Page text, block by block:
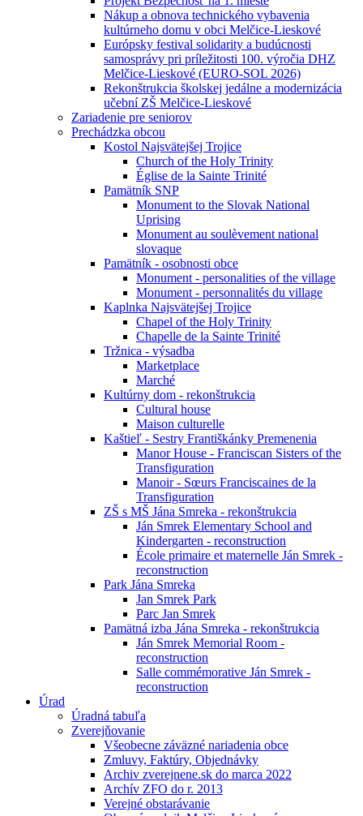
Nákup a obnova technického vybavenia
kultúrneho domu v obci Melčice-Lieskové
Európsky festival solidarity a budúcnosti
samosprávy pri príležitosti 100. výročia DHZ
Melčice-Lieskové (EURO-SOL 2026)
Rekonštrukcia školskej jedálne a modernizácia
učební ZŠ Melčice-Lieskové
Zariadenie pre seniorov
Prechádzka obcou
Kostol Najsvätejšej Trojice
Church of the Holy Trinity
Église de la Sainte Trinité
Pamätník SNP
Monument to the Slovak National
Uprising
Monument au soulèvement national
slovaque
Pamätník - osobnosti obce
Monument - personalities of the village
Monument - personnalités du village
Kaplnka Najsvätejšej Trojice
Chapel of the Holy Trinity
Chapelle de la Sainte Trinité
Tržnica - výsadba
Marketplace
Marché
Kultúrny dom - rekonštrukcia
Cultural house
Maison culturelle
Kaštieľ - Sestry Františkánky Premenenia
Manor House - Franciscan Sisters of the
Transfiguration
Manoir - Sœurs Franciscaines de la
Transfiguration
ZŠ s MŠ Jána Smreka - rekonštrukcia
Ján Smrek Elementary School and
Kindergarten - reconstruction
École primaire et maternelle Ján Smrek -
reconstruction
Park Jána Smreka
Jan Smrek Park
Parc Jan Smrek
Pamätná izba Jána Smreka - rekonštrukcia
Ján Smrek Memorial Room -
reconstruction
Salle commémorative Ján Smrek -
reconstruction
Úrad
Úradná tabuľa
Zverejňovanie
Všeobecne záväzné nariadenia obce
Zmluvy, Faktúry, Objednávky
Archiv zverejnene.sk do marca 2022
Archív ZFO do r. 2013
Verejné obstarávanie